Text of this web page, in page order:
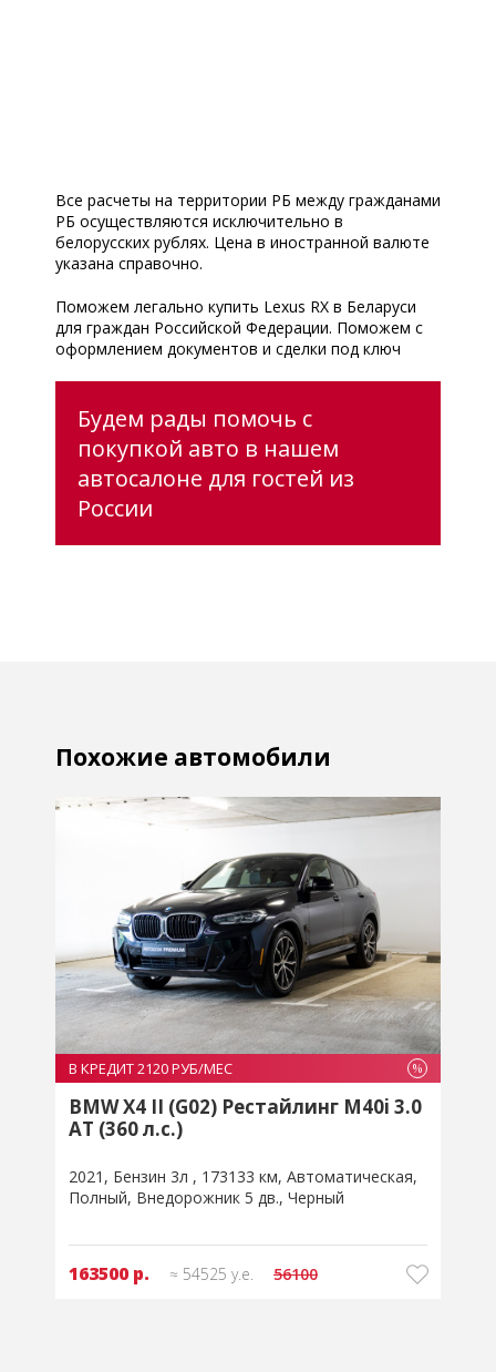
Все расчеты на территории РБ между гражданами
РБ осуществляются исключительно в
белорусских рублях. Цена в иностранной валюте
указана справочно.
Поможем легально купить Lexus RX в Беларуси
для граждан Российской Федерации. Поможем с
оформлением документов и сделки под ключ
Будем рады помочь с
покупкой авто в нашем
автосалоне для гостей из
России
Похожие автомобили
В КРЕДИТ 2120 РУБ/МЕС %
BMW X4 II (G02) Рестайлинг M40i 3.0
AT (360 л.с.)
2021 Бензин 3л 173133 км Автоматическая
Полный Внедорожник 5 дв. Черный
163500 р. ≈ 54525 у.е. 56100